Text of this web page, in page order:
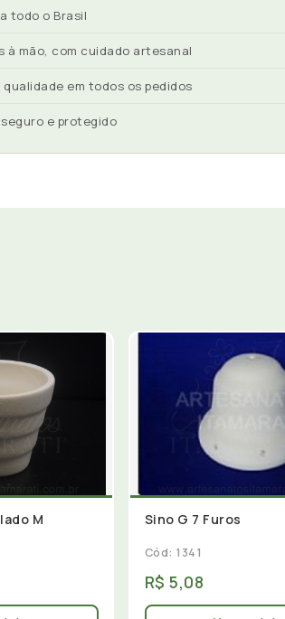
todo o Brasil
à mão, com cuidado artesanal
em todos os pedidos
e protegido
M Sino G 7 Furos
Cód: 1341
R$ 5,08